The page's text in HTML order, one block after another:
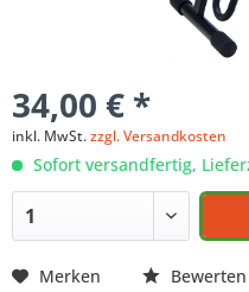
34,00 € *
inkl. MwSt.zzgl. Versandkosten
Sofort versandfertig,
Merken Bewerten